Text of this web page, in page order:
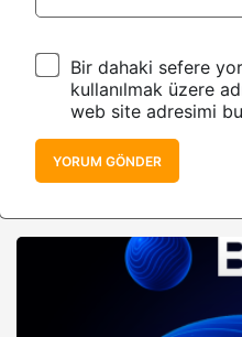
Bir dahaki sefere
kullanılmak üzere
web site adresimi
YORUM GÖNDER